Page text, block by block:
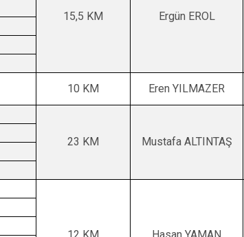
15,5 KM Ergün EROL
10 KM Eren YILMAZER
23 KM Mustafa ALTINTAŞ